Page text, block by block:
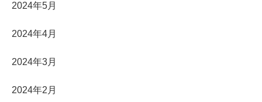
2024年5月
2024年4月
2024年3月
2024年2月